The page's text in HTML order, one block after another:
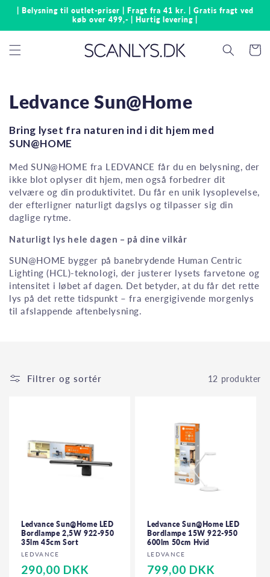
Gå til
| Belysning til outlet-priser | Fragt fra 41 kr. | Gratis fragt ved
køb over 499,- | Hurtig levering |
Ledvance Sun@Home
Bring lyset fra naturen ind i dit hjem med
SUN@HOME
Med SUN@HOME fra LEDVANCE får du en belysning, der
ikke blot oplyser dit hjem, men også forbedrer dit
velvære og din produktivitet. Du får en unik lysoplevelse,
der efterligner naturligt dagslys og tilpasser sig din
daglige rytme.
Naturligt lys hele dagen – på dine vilkår
SUN@HOME bygger på banebrydende Human Centric
Lighting (HCL)-teknologi, der justerer lysets farvetone og
intensitet i løbet af dagen. Det betyder, at du får det rette
lys på det rette tidspunkt – fra energigivende morgenlys
til afslappende aftenbelysning.
Filtrer og sortér 12 produkter
Ledvance Sun@Home LED
Bordlampe 2,5W 922-950
35lm 45cm Sort
Forhandler:
LEDVANCE
Normalpris
290,00 DKK
Ledvance Sun@Home LED
Bordlampe 15W 922-950
600lm 50cm Hvid
Forhandler:
LEDVANCE
Normalpris
799,00 DKK